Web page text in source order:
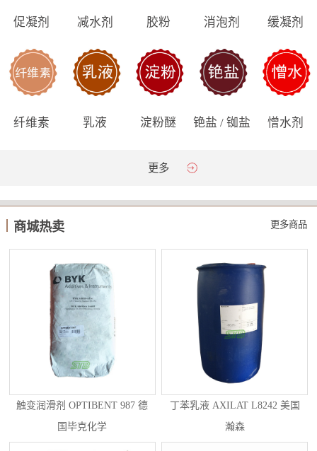
促凝剂 减水剂 胶粉 消泡剂 缓凝剂
纤维素 乳液 淀粉醚 铯盐 / 铷盐 憎水剂
更多
商城热卖 更多商品
触变润滑剂 OPTIBENT 987 德
国毕克化学
丁苯乳液 AXILAT L8242 美国
瀚森